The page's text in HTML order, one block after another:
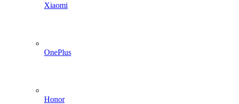
Xiaomi
OnePlus
Honor